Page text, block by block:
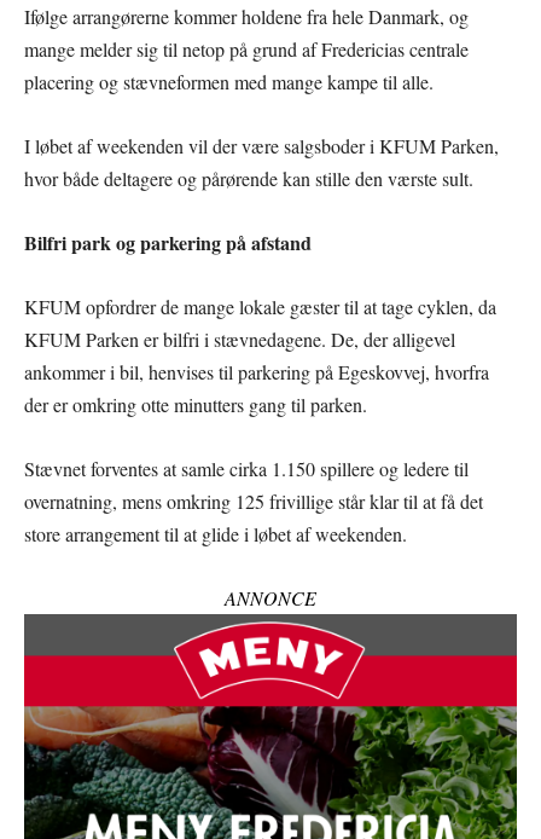
Ifølge arrangørerne kommer holdene fra hele Danmark, og
mange melder sig til netop på grund af Fredericias centrale
placering og stævneformen med mange kampe til alle.
I løbet af weekenden vil der være salgsboder i KFUM Parken,
hvor både deltagere og pårørende kan stille den værste sult.
Bilfri park og parkering på afstand
KFUM opfordrer de mange lokale gæster til at tage cyklen, da
KFUM Parken er bilfri i stævnedagene. De, der alligevel
ankommer i bil, henvises til parkering på Egeskovvej, hvorfra
der er omkring otte minutters gang til parken.
Stævnet forventes at samle cirka 1.150 spillere og ledere til
overnatning, mens omkring 125 frivillige står klar til at få det
store arrangement til at glide i løbet af weekenden.
ANNONCE